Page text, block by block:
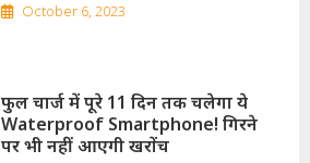
October 6, 2023
फुल चार्ज में पूरे 11 दिन तक चलेगा ये
Waterproof Smartphone! गिरने
पर भी नहीं आएगी खरोंच